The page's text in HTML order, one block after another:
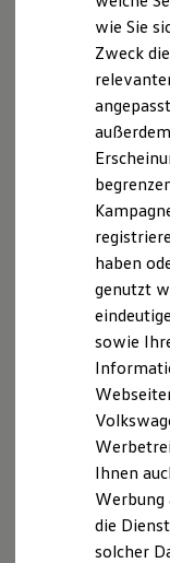
Original
Elektrisch &
Elektro -
Mehr zum
Mehrpreis.
Bitte beachten
Übersicht der
Die
sich nicht auf
des Angebots,
zwischen den
usw.) können
Rollwiderstand
Witterungs-
individuellen
Weitere
den offiziellen
werden, der an
Deutsche
wie Sie
Zweck
haben
genutzt
sowie
Ihnen
Werbung
die
solcher